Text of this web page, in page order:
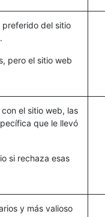
del sitio
pero el sitio web
el sitio web, las
que le llevó
si rechaza esas
y más valioso